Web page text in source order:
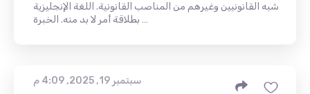
شبه القانونيين وغيرهم من المناصب القانونية. اللغة الإنجليزية
بطلاقة أمر لا بد منه. الخبرة …
سبتمبر 19, 2025, 4:09 م